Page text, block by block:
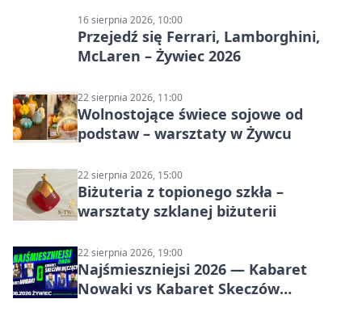
16 sierpnia 2026, 10:00
Przejedź się Ferrari, Lamborghini,
McLaren – Żywiec 2026
22 sierpnia 2026, 11:00
Wolnostojące świece sojowe od
podstaw – warsztaty w Żywcu
22 sierpnia 2026, 15:00
Biżuteria z topionego szkła –
warsztaty szklanej biżuterii
22 sierpnia 2026, 19:00
Najśmieszniejsi 2026 — Kabaret
Nowaki vs Kabaret Skeczów